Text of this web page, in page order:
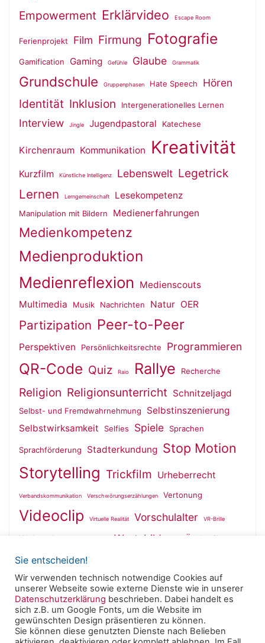
Empowerment Erklärvideo Escape Room
Ferienprojekt Film Firmung Fotografie
Gamification Gaming Gefühle Glaube Grammatik
Grundschule Gruppenphasen Hate Speech Hören
Identität Inklusion Intergenerationelles Lernen
Interview Jingle Jugendpastoral Katechese
Kirchenraum Kommunikation Kreativität
Kurzfilm Künstliche Intelligenz Lebenswelt Legetrick
Lernen Lerngemeinschaft Lesekompetenz
Manipulation mit Bildern Medienerfahrungen
Medienkompetenz
Medienproduktion
Medienreflexion Medienscouts
Multimedia
Musik Nachrichten Natur OER
Partizipation Peer-to-Peer
Perspektiven Persönlichkeitsrechte Programmieren
QR-Code Quiz Raio Rallye Recherche
Religion Religionsunterricht Schnitzeljagd
Selbst- und Fremdwahrnehmung
Selbstinszenierung
Selbstwirksamkeit
Selfies Spiele Sprachen
Sprachförderung Stadterkundung Stop Motion
Storytelling Trickfilm Urheberrecht
Verbandskommunikation Verschwörungserzählungen Vertonung
Videoclip Virtuelle Realität Vorschulalter VR-Brille
Wahrnehmung Wertebildung Ästhetik
Powered byRoseta& WordPress
Sie entscheiden!
Wir verwenden technisch notwendige Cookies auf
unserer Webseite sowie externe Dienste wie in unserer
Datenschutzerklärung beschrieben. Dabei handelt es
sich z.B. um Google Fonts, um die Website im
gewünschten Design präsentieren zu können.
Sie können diese genutzten Dienste nach Belieben